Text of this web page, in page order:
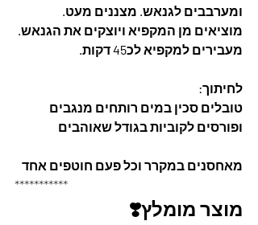
ומערבבים לגנאש. מצננים מעט.
מוציאים מן המקפיא ויוצקים את הגנאש.
מעבירים למקפיא לכ45 דקות.
לחיתוך:
טובלים סכין במים רותחים מנגבים
ופורסים לקוביות בגודל שאוהבים
מאחסנים במקרר וכל פעם חוטפים אחד
***********
מוצר מומלץ❣️